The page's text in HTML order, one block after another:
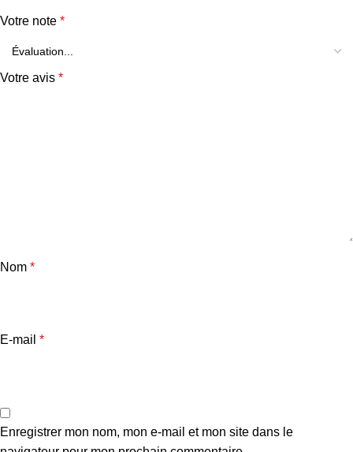
Votre note *
Votre avis *
Nom *
E-mail *
Enregistrer mon nom, mon e-mail et mon site dans le